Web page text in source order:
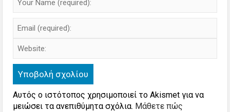
Αυτός ο ιστότοπος χρησιμοποιεί το Akismet για να
μειώσει τα ανεπιθύμητα σχόλια. Μάθετε πώς